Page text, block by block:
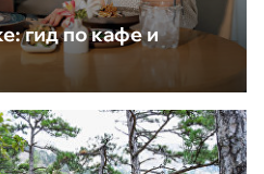
гид по кафе и